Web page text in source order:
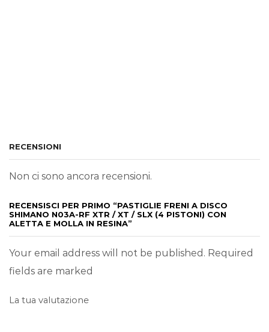
RECENSIONI
Non ci sono ancora recensioni.
RECENSISCI PER PRIMO “PASTIGLIE FRENI A DISCO
SHIMANO N03A-RF XTR / XT / SLX (4 PISTONI) CON
ALETTA E MOLLA IN RESINA”
Your email address will not be published. Required
fields are marked
La tua valutazione